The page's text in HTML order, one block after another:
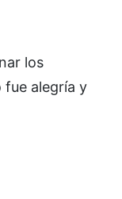
los
alegría y